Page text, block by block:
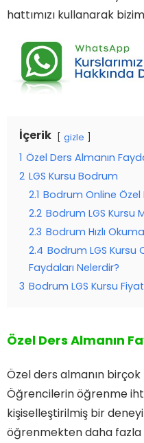
hattımızı kullanarak
İçerik gizle
1 Özel Ders Almanın
2 LGS Kursu Bodrum
2.1 Bodrum Online Özel
2.2 Bodrum LGS Kursu
2.3 Bodrum Hızlı
2.4 Bodrum LGS Kursu
Faydaları Nelerdir?
3 Bodrum LGS Kursu
Özel Ders Almanın
Özel ders almanın
Öğrencilerin öğrenme
kişiselleştirilmiş bir
öğrenmekten daha fazla